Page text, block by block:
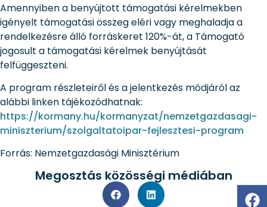
Amennyiben a benyújtott támogatási kérelmekben
igényelt támogatási összeg eléri vagy meghaladja a
rendelkezésre álló forráskeret 120%-át, a Támogató
jogosult a támogatási kérelmek benyújtását
felfüggeszteni.
A program részleteiről és a jelentkezés módjáról az
alábbi linken tájékozódhatnak:
https://kormany.hu/kormanyzat/nemzetgazdasagi-
miniszterium/szolgaltatoipar-fejlesztesi-program
Forrás: Nemzetgazdasági Minisztérium
Megosztás közösségi médiában